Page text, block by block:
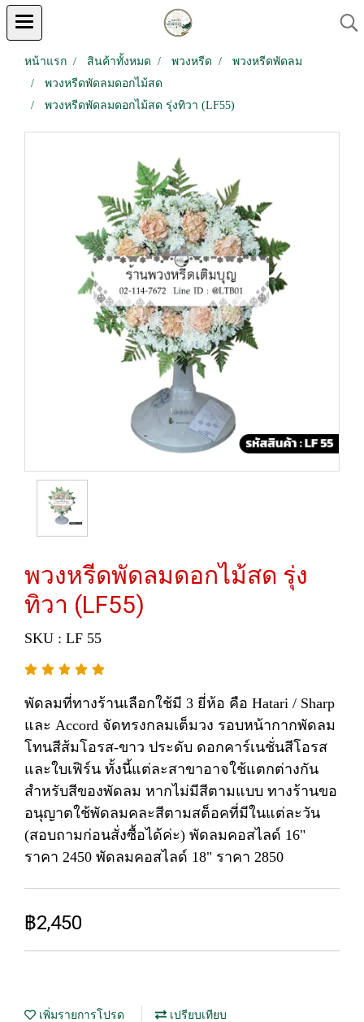
หน้าแรก สินค้าทั้งหมด พวงหรีด
พวงหรีดพัดลม
พวงหรีดพัดลมดอกไม้สด
พวงหรีดพัดลมดอกไม้สด รุ่งทิวา (LF55)
พวงหรีดพัดลมดอกไม้สด รุ่ง
ทิวา (LF55)
SKU : LF 55
พัดลมที่ทางร้านเลือกใช้มี 3 ยี่ห้อ คือ Hatari / Sharp
และ Accord จัดทรงกลมเต็มวง รอบหน้ากากพัดลม
โทนสีส้มโอรส-ขาว ประดับ ดอกคาร์เนชั่นสีโอรส
และใบเฟิร์น ทั้งนี้แต่ละสาขาอาจใช้แตกต่างกัน
สำหรับสีของพัดลม หากไม่มีสีตามแบบ ทางร้านขอ
อนุญาตใช้พัดลมคละสีตามสต็อคที่มีในแต่ละวัน
(สอบถามก่อนสั่งซื้อได้ค่ะ) พัดลมคอสไลด์ 16"
ราคา 2450 พัดลมคอสไลด์ 18" ราคา 2850
฿2,450
เพิ่มรายการโปรด เปรียบเทียบ